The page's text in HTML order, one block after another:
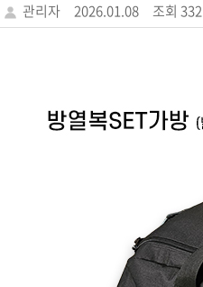
관리자 2026.01.08 조회 332